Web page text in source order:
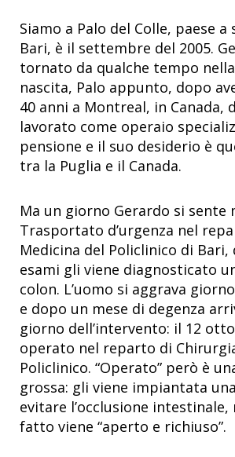
Siamo a Palo del Colle, paese a
Bari, è il settembre del 2005.
tornato da qualche tempo
nascita, Palo appunto, dopo
40 anni a Montreal, in Canada,
lavorato come operaio
pensione e il suo desiderio è
tra la Puglia e il Canada.
Ma un giorno Gerardo si sente
Trasportato d’urgenza nel
Medicina del Policlinico di Bari,
esami gli viene diagnosticato
colon. L’uomo si aggrava
e dopo un mese di degenza
giorno dell’intervento: il 12
operato nel reparto di
Policlinico. “Operato” però è
grossa: gli viene impiantata
evitare l’occlusione intestinale,
fatto viene “aperto e richiuso”.